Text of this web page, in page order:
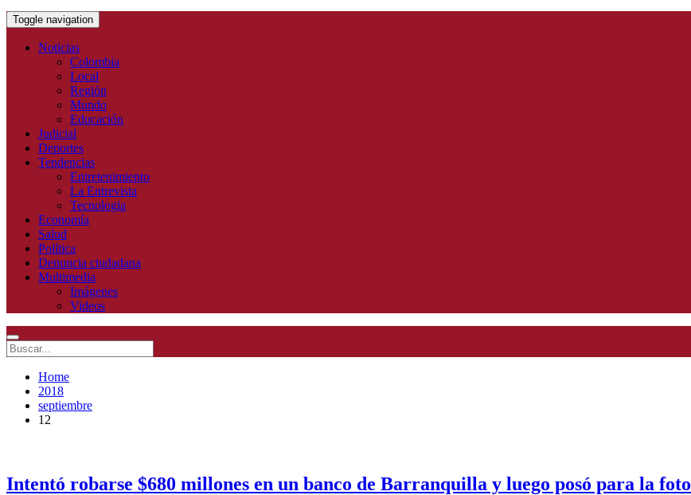
Toggle navigation
Noticias
Colombia
Local
Región
Mundo
Educación
Judicial
Deportes
Tendencias
Entretenimiento
La Entrevista
Tecnologia
Economía
Salud
Política
Denuncia ciudadana
Multimedia
Imágenes
Videos
Home
2018
septiembre
12
Intentó robarse $680 millones en un banco de Barranquilla y luego posó para la foto